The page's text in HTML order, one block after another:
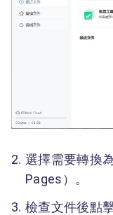
選擇需要轉換
Pages）。
檢查文件後點